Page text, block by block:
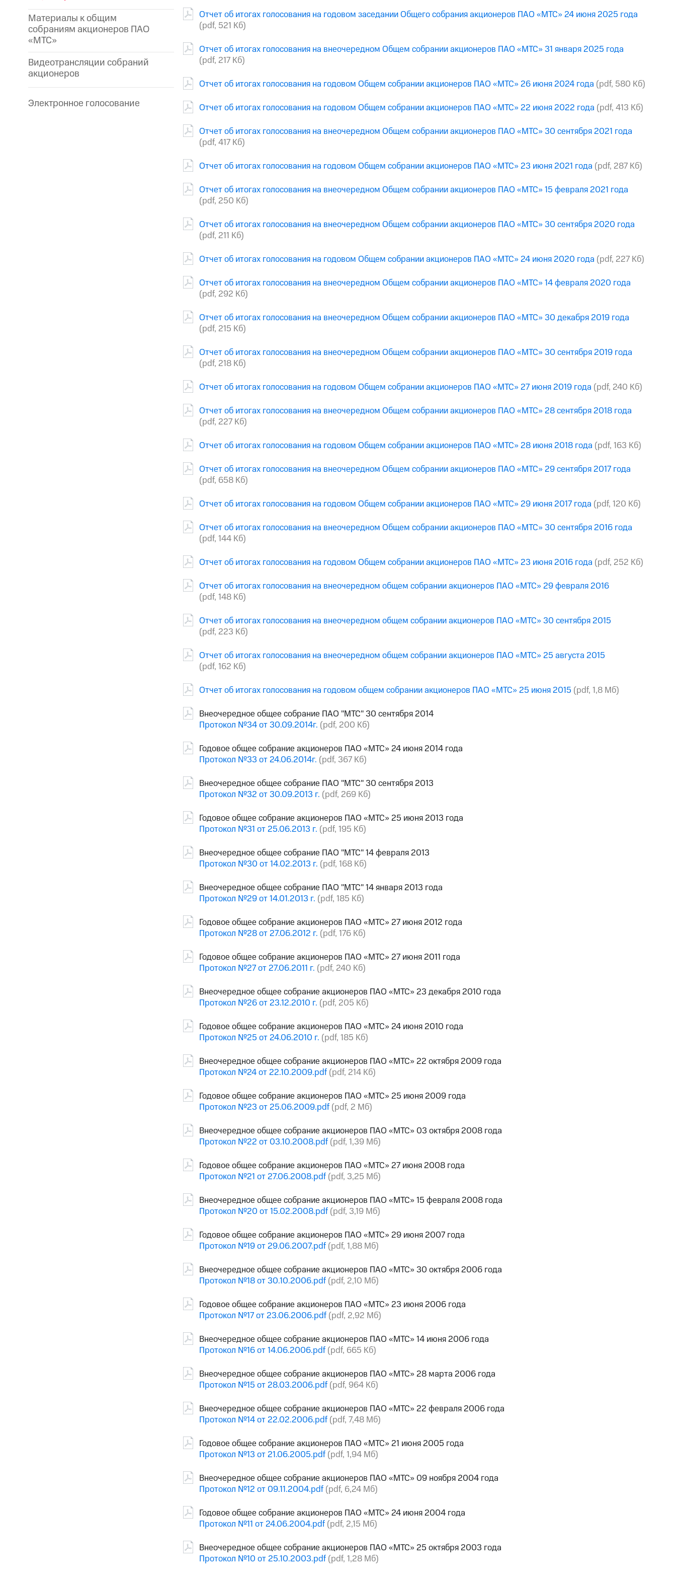
Материалы к общим
собраниям акционеров ПАО
«МТС»
Видеотрансляции собраний
акционеров
Электронное голосование
Отчет об итогах голосования на годовом заседании Общего собрания акционеров ПАО «МТС» 24 июня 2025 года
(pdf, 521 Кб)
Отчет об итогах голосования на внеочередном Общем собрании акционеров ПАО «МТС» 31 января 2025 года
(pdf, 217 Кб)
Отчет об итогах голосования на годовом Общем собрании акционеров ПАО «МТС» 26 июня 2024 года (pdf, 580 Кб)
Отчет об итогах голосования на годовом Общем собрании акционеров ПАО «МТС» 22 июня 2022 года (pdf, 413 Кб)
Отчет об итогах голосования на внеочередном Общем собрании акционеров ПАО «МТС» 30 сентября 2021 года
(pdf, 417 Кб)
Отчет об итогах голосования на годовом Общем собрании акционеров ПАО «МТС» 23 июня 2021 года (pdf, 287 Кб)
Отчет об итогах голосования на внеочередном Общем собрании акционеров ПАО «МТС» 15 февраля 2021 года
(pdf, 250 Кб)
Отчет об итогах голосования на внеочередном Общем собрании акционеров ПАО «МТС» 30 сентября 2020 года
(pdf, 211 Кб)
Отчет об итогах голосования на годовом Общем собрании акционеров ПАО «МТС» 24 июня 2020 года (pdf, 227 Кб)
Отчет об итогах голосования на внеочередном Общем собрании акционеров ПАО «МТС» 14 февраля 2020 года
(pdf, 292 Кб)
Отчет об итогах голосования на внеочередном Общем собрании акционеров ПАО «МТС» 30 декабря 2019 года
(pdf, 215 Кб)
Отчет об итогах голосования на внеочередном Общем собрании акционеров ПАО «МТС» 30 сентября 2019 года
(pdf, 218 Кб)
Отчет об итогах голосования на годовом Общем собрании акционеров ПАО «МТС» 27 июня 2019 года (pdf, 240 Кб)
Отчет об итогах голосования на внеочередном Общем собрании акционеров ПАО «МТС» 28 сентября 2018 года
(pdf, 227 Кб)
Отчет об итогах голосования на годовом Общем собрании акционеров ПАО «МТС» 28 июня 2018 года (pdf, 163 Кб)
Отчет об итогах голосования на внеочередном Общем собрании акционеров ПАО «МТС» 29 сентября 2017 года
(pdf, 658 Кб)
Отчет об итогах голосования на годовом Общем собрании акционеров ПАО «МТС» 29 июня 2017 года (pdf, 120 Кб)
Отчет об итогах голосования на внеочередном Общем собрании акционеров ПАО «МТС» 30 сентября 2016 года
(pdf, 144 Кб)
Отчет об итогах голосования на годовом Общем собрании акционеров ПАО «МТС» 23 июня 2016 года (pdf, 252 Кб)
Отчет об итогах голосования на внеочередном общем собрании акционеров ПАО «МТС» 29 февраля 2016
(pdf, 148 Кб)
Отчет об итогах голосования на внеочередном общем собрании акционеров ПАО «МТС» 30 сентября 2015
(pdf, 223 Кб)
Отчет об итогах голосования на внеочередном общем собрании акционеров ПАО «МТС» 25 августа 2015
(pdf, 162 Кб)
Отчет об итогах голосования на годовом общем собрании акционеров ПАО «МТС» 25 июня 2015 (pdf, 1,8 Мб)
Внеочередное общее собрание ПАО "МТС" 30 сентября 2014
Протокол №34 от 30.09.2014г. (pdf, 200 Кб)
Годовое общее собрание акционеров ПАО «МТС» 24 июня 2014 года
Протокол №33 от 24.06.2014г. (pdf, 367 Кб)
Внеочередное общее собрание ПАО "МТС" 30 сентября 2013
Протокол №32 от 30.09.2013 г. (pdf, 269 Кб)
Годовое общее собрание акционеров ПАО «МТС» 25 июня 2013 года
Протокол №31 от 25.06.2013 г. (pdf, 195 Кб)
Внеочередное общее собрание ПАО "МТС" 14 февраля 2013
Протокол №30 от 14.02.2013 г. (pdf, 168 Кб)
Внеочередное общее собрание ПАО "МТС" 14 января 2013 года
Протокол №29 от 14.01.2013 г. (pdf, 185 Кб)
Годовое общее собрание акционеров ПАО «МТС» 27 июня 2012 года
Протокол №28 от 27.06.2012 г. (pdf, 176 Кб)
Годовое общее собрание акционеров ПАО «МТС» 27 июня 2011 года
Протокол №27 от 27.06.2011 г. (pdf, 240 Кб)
Внеочередное общее собрание акционеров ПАО «МТС» 23 декабря 2010 года
Протокол №26 от 23.12.2010 г. (pdf, 205 Кб)
Годовое общее собрание акционеров ПАО «МТС» 24 июня 2010 года
Протокол №25 от 24.06.2010 г. (pdf, 185 Кб)
Внеочередное общее собрание акционеров ПАО «МТС» 22 октября 2009 года
Протокол №24 от 22.10.2009.pdf (pdf, 214 Кб)
Годовое общее собрание акционеров ПАО «МТС» 25 июня 2009 года
Протокол №23 от 25.06.2009.pdf (pdf, 2 Мб)
Внеочередное общее собрание акционеров ПАО «МТС» 03 октября 2008 года
Протокол №22 от 03.10.2008.pdf (pdf, 1,39 Мб)
Годовое общее собрание акционеров ПАО «МТС» 27 июня 2008 года
Протокол №21 от 27.06.2008.pdf (pdf, 3,25 Мб)
Внеочередное общее собрание акционеров ПАО «МТС» 15 февраля 2008 года
Протокол №20 от 15.02.2008.pdf (pdf, 3,19 Мб)
Годовое общее собрание акционеров ПАО «МТС» 29 июня 2007 года
Протокол №19 от 29.06.2007.pdf (pdf, 1,88 Мб)
Внеочередное общее собрание акционеров ПАО «МТС» 30 октября 2006 года
Протокол №18 от 30.10.2006.pdf (pdf, 2,10 Мб)
Годовое общее собрание акционеров ПАО «МТС» 23 июня 2006 года
Протокол №17 от 23.06.2006.pdf (pdf, 2,92 Мб)
Внеочередное общее собрание акционеров ПАО «МТС» 14 июня 2006 года
Протокол №16 от 14.06.2006.pdf (pdf, 665 Кб)
Внеочередное общее собрание акционеров ПАО «МТС» 28 марта 2006 года
Протокол №15 от 28.03.2006.pdf (pdf, 964 Кб)
Внеочередное общее собрание акционеров ПАО «МТС» 22 февраля 2006 года
Протокол №14 от 22.02.2006.pdf (pdf, 7,48 Мб)
Годовое общее собрание акционеров ПАО «МТС» 21 июня 2005 года
Протокол №13 от 21.06.2005.pdf (pdf, 1,94 Мб)
Внеочередное общее собрание акционеров ПАО «МТС» 09 ноября 2004 года
Протокол №12 от 09.11.2004.pdf (pdf, 6,24 Мб)
Годовое общее собрание акционеров ПАО «МТС» 24 июня 2004 года
Протокол №11 от 24.06.2004.pdf (pdf, 2,15 Мб)
Внеочередное общее собрание акционеров ПАО «МТС» 25 октября 2003 года
Протокол №10 от 25.10.2003.pdf (pdf, 1,28 Мб)